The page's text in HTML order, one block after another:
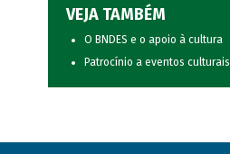
VEJA TAMBÉM
O BNDES e o apoio à cultura
Patrocínio a eventos culturais